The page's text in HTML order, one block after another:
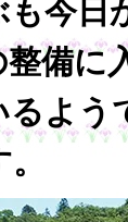
今日
備に
よう